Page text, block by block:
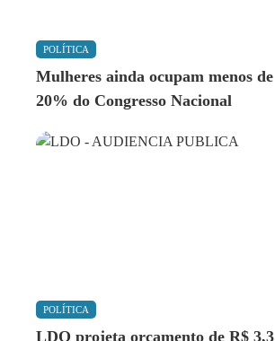
POLÍTICA
Mulheres ainda ocupam menos de
20% do Congresso Nacional
POLÍTICA
LDO projeta orçamento de R$ 3,3